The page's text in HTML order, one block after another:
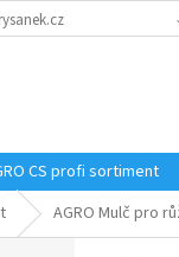
CS profi sortiment
AGRO Mulč pro